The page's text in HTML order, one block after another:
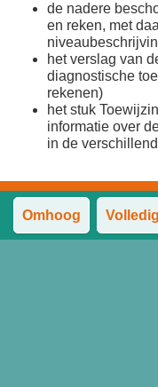
de nadere
en reken, met
het verslag van
diagnostische
rekenen)
het stuk
informatie over
in de
Omhoog